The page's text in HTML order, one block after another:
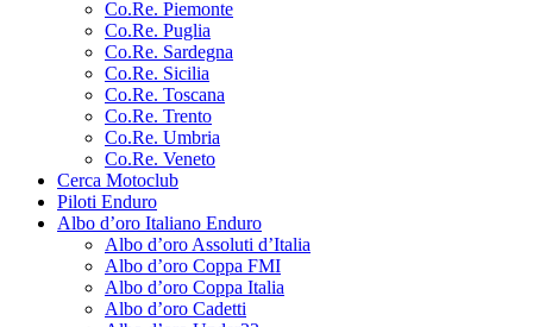
Co.Re. Piemonte
Co.Re. Puglia
Co.Re. Sardegna
Co.Re. Sicilia
Co.Re. Toscana
Co.Re. Trento
Co.Re. Umbria
Co.Re. Veneto
Cerca Motoclub
Piloti Enduro
Albo d’oro Italiano Enduro
Albo d’oro Assoluti d’Italia
Albo d’oro Coppa FMI
Albo d’oro Coppa Italia
Albo d’oro Cadetti